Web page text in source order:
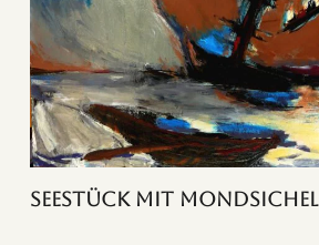
Seestück mit Mondsichel